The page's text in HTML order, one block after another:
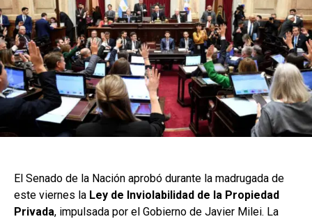
El Senado de la Nación aprobó durante la madrugada de
este viernes la Ley de Inviolabilidad de la Propiedad
Privada, impulsada por el Gobierno de Javier Milei. La